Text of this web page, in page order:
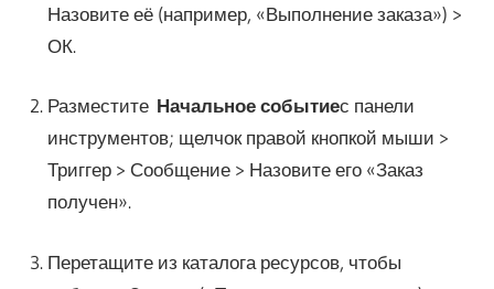
Назовите её (например, «Выполнение заказа») >
ОК.
Разместите Начальное событиес панели
инструментов; щелчок правой кнопкой мыши >
Триггер > Сообщение > Назовите его «Заказ
получен».
Перетащите из каталога ресурсов, чтобы